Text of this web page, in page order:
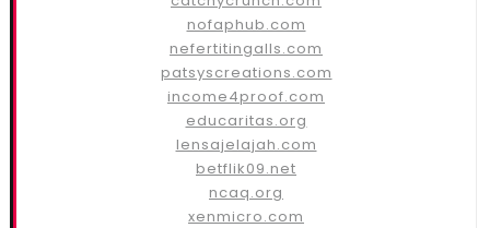
nofaphub.com
nefertitingalls.com
patsyscreations.com
income4proof.com
educaritas.org
lensajelajah.com
betflik09.net
ncaq.org
xenmicro.com